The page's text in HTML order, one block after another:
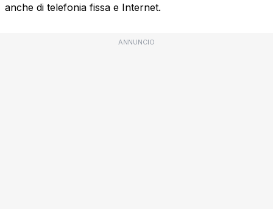
anche di telefonia fissa e Internet.
ANNUNCIO